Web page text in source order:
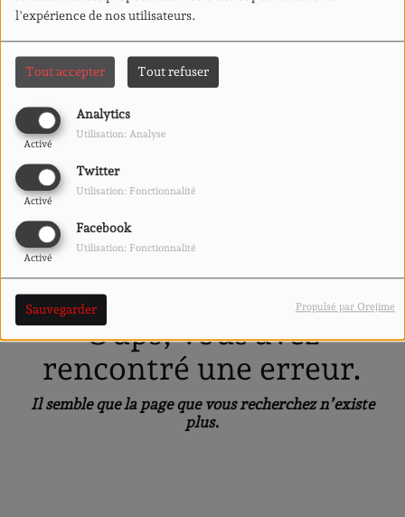
l'expérience de nos utilisateurs.
Tout accepter Tout refuser
Analytics
Activé
Utilisation: Analyse
Twitter
Activé
Utilisation: Fonctionnalité
Facebook
Activé
Utilisation: Fonctionnalité
Sauvegarder Propulsé par Orejime
Oups, vous avez
rencontré une erreur.
Il semble que la page que vous recherchez n’existe
plus.